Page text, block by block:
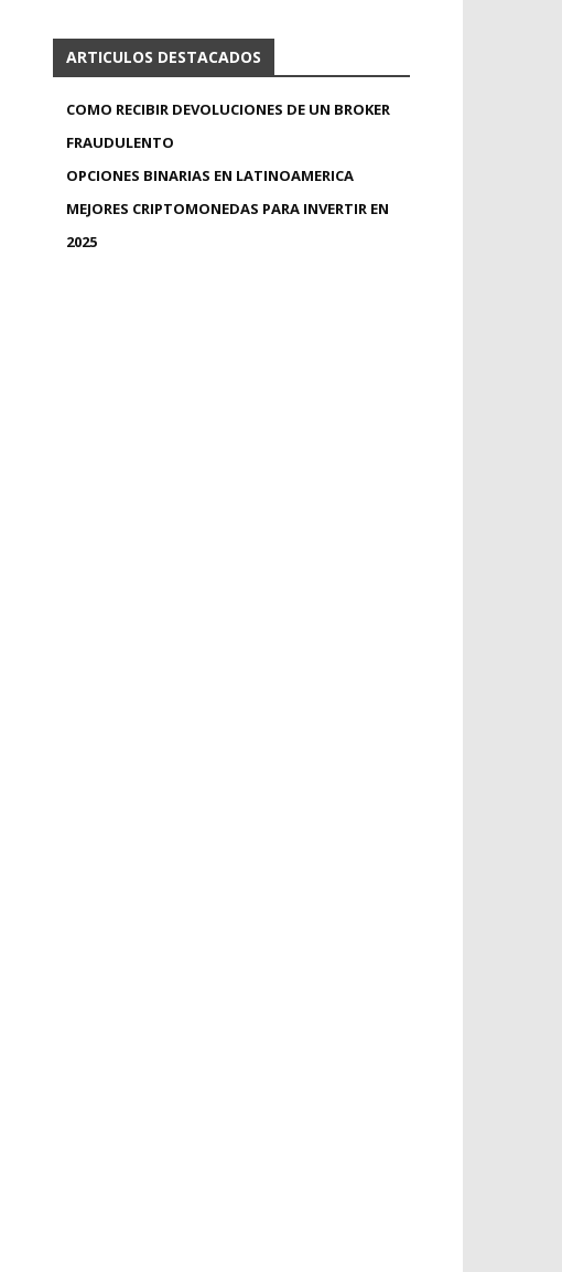
ARTICULOS DESTACADOS
COMO RECIBIR DEVOLUCIONES DE UN BROKER
FRAUDULENTO
OPCIONES BINARIAS EN LATINOAMERICA
MEJORES CRIPTOMONEDAS PARA INVERTIR EN
2025